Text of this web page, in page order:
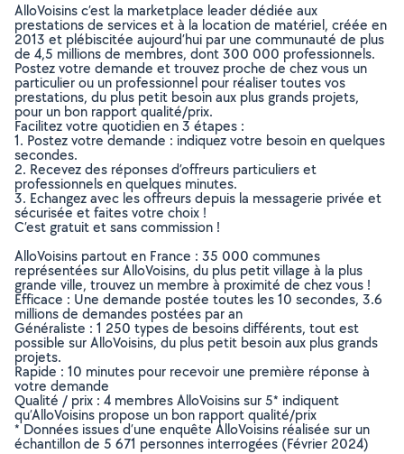
AlloVoisins c’est la marketplace leader dédiée aux
prestations de services et à la location de matériel, créée en
2013 et plébiscitée aujourd’hui par une communauté de plus
de 4,5 millions de membres, dont 300 000 professionnels.
Postez votre demande et trouvez proche de chez vous un
particulier ou un professionnel pour réaliser toutes vos
prestations, du plus petit besoin aux plus grands projets,
pour un bon rapport qualité/prix.
Facilitez votre quotidien en 3 étapes :
1. Postez votre demande : indiquez votre besoin en quelques
secondes.
2. Recevez des réponses d’offreurs particuliers et
professionnels en quelques minutes.
3. Echangez avec les offreurs depuis la messagerie privée et
sécurisée et faites votre choix !
C’est gratuit et sans commission !
AlloVoisins partout en France : 35 000 communes
représentées sur AlloVoisins, du plus petit village à la plus
grande ville, trouvez un membre à proximité de chez vous !
Efficace : Une demande postée toutes les 10 secondes, 3.6
millions de demandes postées par an
Généraliste : 1 250 types de besoins différents, tout est
possible sur AlloVoisins, du plus petit besoin aux plus grands
projets.
Rapide : 10 minutes pour recevoir une première réponse à
votre demande
Qualité / prix : 4 membres AlloVoisins sur 5* indiquent
qu’AlloVoisins propose un bon rapport qualité/prix
* Données issues d’une enquête AlloVoisins réalisée sur un
échantillon de 5 671 personnes interrogées (Février 2024)